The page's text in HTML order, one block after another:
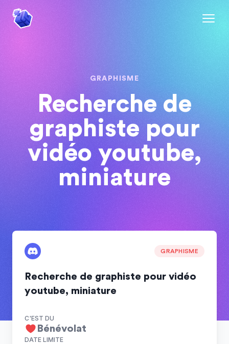
GRAPHISME
Recherche de
graphiste pour
vidéo youtube,
miniature
GRAPHISME
Recherche de graphiste pour vidéo
youtube, miniature
C'EST DU
Bénévolat
DATE LIMITE